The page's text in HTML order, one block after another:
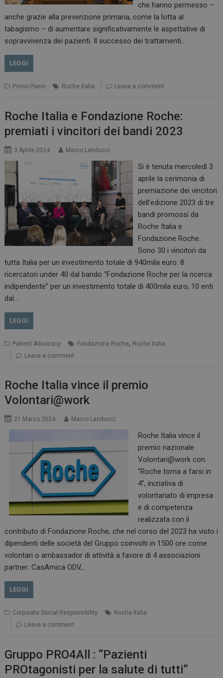
che hanno permesso –
anche grazie alla prevenzione primaria, come la lotta al
tabagismo – di aumentare significativamente le aspettative di
sopravvivenza dei pazienti. Il successo dei trattamenti…
LEGGI
Primo Piano Roche Italia Leave a comment
Roche Italia e Fondazione Roche:
premiati i vincitori dei bandi 2023
3 Aprile 2024 Marco Landucci
Si è tenuta mercoledì 3
aprile la cerimonia di
premiazione dei vincitori
dell’edizione 2023 di tre
bandi promossi da
Roche Italia e
Fondazione Roche.
Sono 30 i vincitori da
tutta Italia per un investimento totale di 940mila euro: 8
ricercatori under 40 dal bando “Fondazione Roche per la ricerca
indipendente” per un investimento totale di 400mila euro; 10 enti
dal…
LEGGI
Patient Advocacy Fondazione Roche, Roche Italia
Leave a comment
Roche Italia vince il premio
Volontari@work
21 Marzo 2024 Marco Landucci
Roche Italia vince il
premio nazionale
Volontari@work con
“Roche torna a farsi in
4”, iniziativa di
volontariato di impresa
e di competenza
realizzata con il
contributo di Fondazione Roche, che nel corso del 2023 ha visto i
dipendenti delle società del Gruppo coinvolti in 1500 ore come
volontari o ambassador di attività a favore di 4 associazioni
partner: CasAmica ODV,…
LEGGI
Corporate Social Responsibility
Roche Italia
Leave a comment
Gruppo PRO4All : “Pazienti
PROtagonisti per la salute di tutti”